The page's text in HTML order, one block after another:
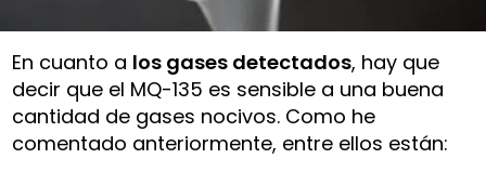
En cuanto a los gases detectados, hay que
decir que el MQ-135 es sensible a una buena
cantidad de gases nocivos. Como he
comentado anteriormente, entre ellos están: